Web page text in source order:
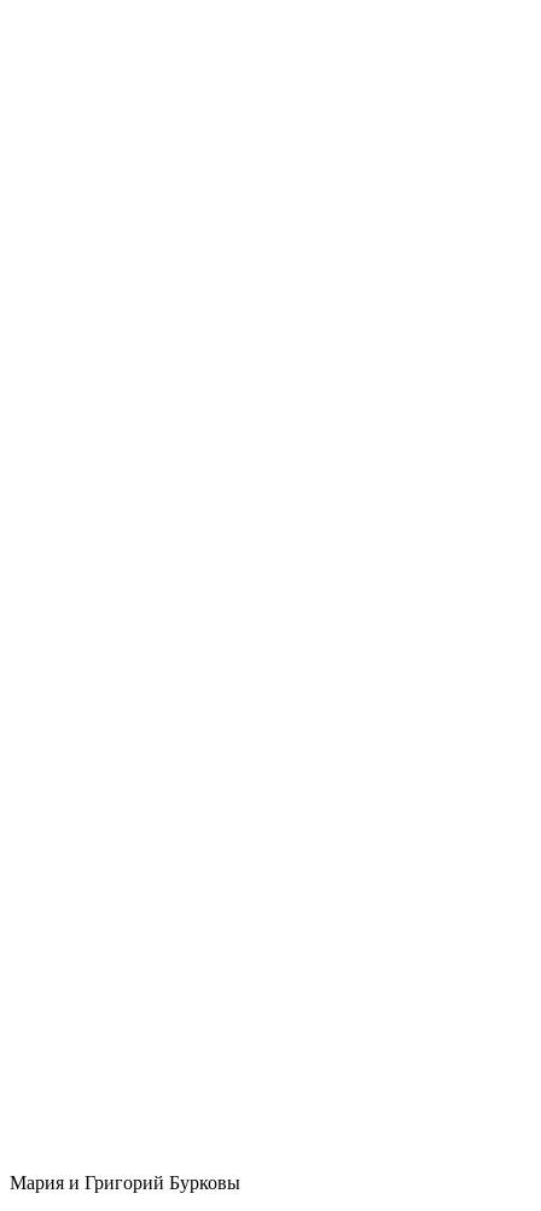
Мария и Григорий Бурковы